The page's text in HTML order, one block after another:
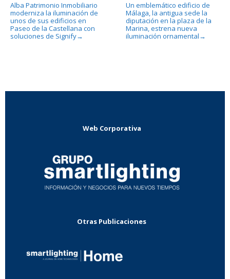
Alba Patrimonio Inmobiliario
moderniza la iluminación de
unos de sus edificios en
Paseo de la Castellana con
soluciones de Signify→
Un emblemático edificio de
Málaga, la antigua sede la
diputación en la plaza de la
Marina, estrena nueva
iluminación ornamental →
Web Corporativa
Otras Publicaciones